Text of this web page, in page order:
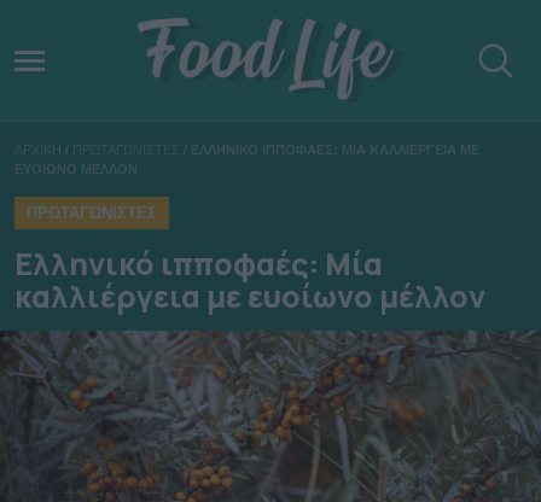
ΑΡΧΙΚΗ / ΠΡΩΤΑΓΩΝΙΣΤΕΣ / ΕΛΛΗΝΙΚΟ ΙΠΠΟΦΑΕΣ: ΜΙΑ ΚΑΛΛΙΕΡΓΕΙΑ ΜΕ
ΕΥΟΙΩΝΟ ΜΕΛΛΟΝ
ΠΡΩΤΑΓΩΝΙΣΤΕΣ
Ελληνικό ιπποφαές: Μία
καλλιέργεια με ευοίωνο μέλλον